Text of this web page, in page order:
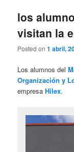
los
visitan la
Posted on1 abril,
Los alumnos del
Organización y
empresaHilex.